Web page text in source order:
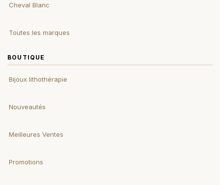
Cheval Blanc
Toutes les marques
BOUTIQUE
Bijoux lithothérapie
Nouveautés
Meilleures Ventes
Promotions